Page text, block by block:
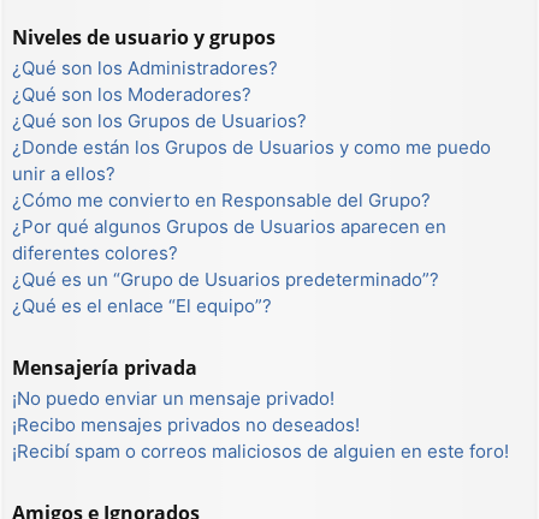
Niveles de usuario y grupos
¿Qué son los Administradores?
¿Qué son los Moderadores?
¿Qué son los Grupos de Usuarios?
¿Donde están los Grupos de Usuarios y como me puedo
unir a ellos?
¿Cómo me convierto en Responsable del Grupo?
¿Por qué algunos Grupos de Usuarios aparecen en
diferentes colores?
¿Qué es un “Grupo de Usuarios predeterminado”?
¿Qué es el enlace “El equipo”?
Mensajería privada
¡No puedo enviar un mensaje privado!
¡Recibo mensajes privados no deseados!
¡Recibí spam o correos maliciosos de alguien en este foro!
Amigos e Ignorados